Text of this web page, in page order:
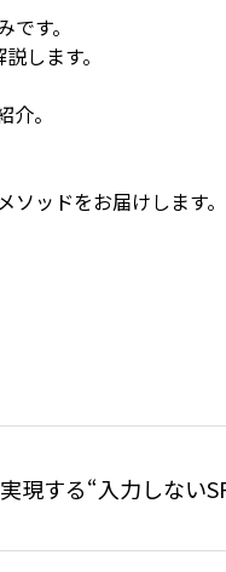
す。
します。
。
ッドをお届けします。
現する“入力しない